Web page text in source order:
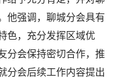
他强调，聊城分会具有
色，充分发挥区域优
分会保持密切合作，推
分会后续工作内容提出